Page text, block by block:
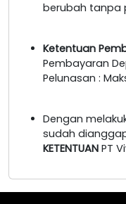
berubah tanpa
Ketentuan
Pembayaran
Pelunasan :
Dengan
sudah
KETENTUAN PT